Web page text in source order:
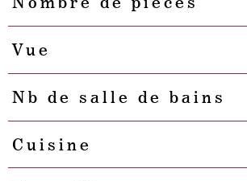
Vue
Nb de salle de bains
Cuisine